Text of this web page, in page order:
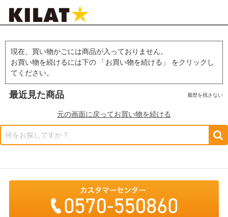
現在、買い物かごには商品が入っておりません。
お買い物を続けるには下の 「お買い物を続ける」 をクリックし
てください。
最近見た商品 履歴を残さない
元の画面に戻ってお買い物を続ける
何をお探しですか？